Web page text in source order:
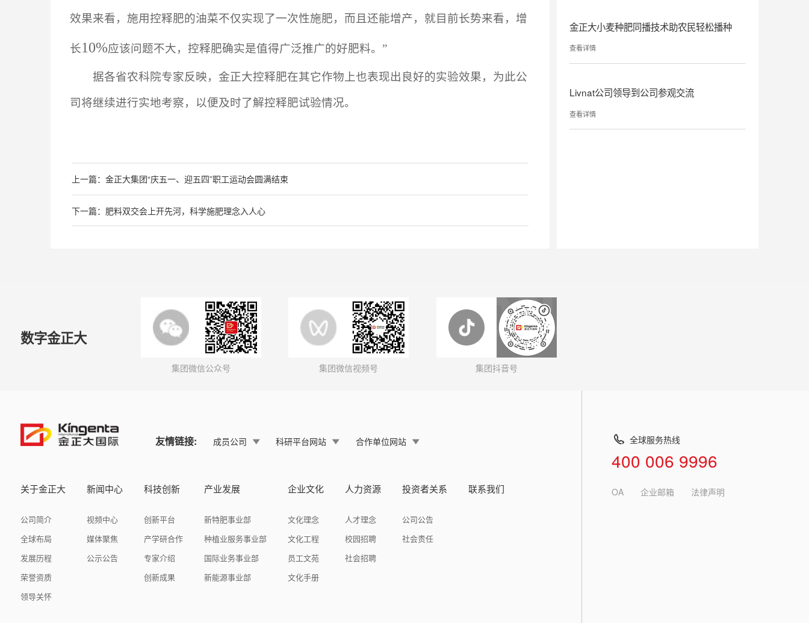
效果来看，施用控释肥的油菜不仅实现了一次性施肥，而且还能增产，就目前长势来看，增
长10%应该问题不大，控释肥确实是值得广泛推广的好肥料。”
据各省农科院专家反映，金正大控释肥在其它作物上也表现出良好的实验效果，为此公
司将继续进行实地考察，以便及时了解控释肥试验情况。
上一篇：金正大集团“庆五一、迎五四”职工运动会圆满结束
下一篇：肥料双交会上开先河，科学施肥理念入人心
金正大小麦种肥同播技术助农民轻松播种
查看详情
Livnat公司领导到公司参观交流
查看详情
数字金正大
集团微信公众号 集团微信视频号 集团抖音号
友情链接: 成员公司 科研平台网站 合作单位网站
关于金正大
公司简介
全球布局
发展历程
荣誉资质
领导关怀
新闻中心
视频中心
媒体聚焦
公示公告
科技创新
创新平台
产学研合作
专家介绍
创新成果
产业发展
新特肥事业部
种植业服务事业部
国际业务事业部
新能源事业部
企业文化
文化理念
文化工程
员工文苑
文化手册
人力资源
人才理念
校园招聘
社会招聘
投资者关系
公司公告
社会责任
联系我们
全球服务热线
400 006 9996
OA 企业邮箱 法律声明